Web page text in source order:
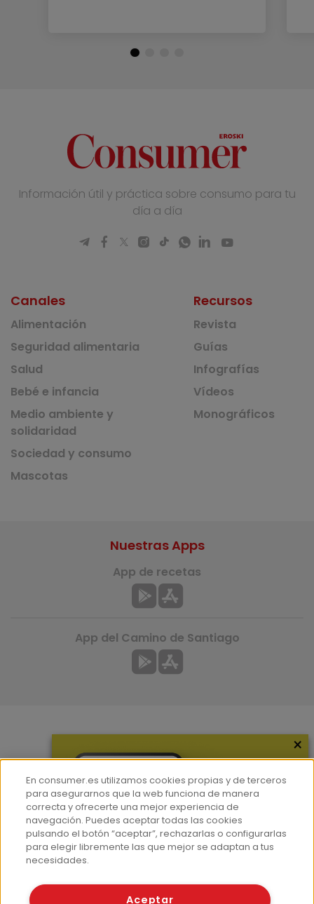
Información útil y práctica sobre consumo para tu
día a día
Canales
Alimentación
Seguridad alimentaria
Salud
Bebé e infancia
Medio ambiente y
solidaridad
Sociedad y consumo
Mascotas
Recursos
Revista
Guías
Infografías
Vídeos
Monográficos
Hemeroteca
Contacto
Prensa
Corpus Lingüístico Consumer
Nuestras Apps
App de recetas
App del Camino de Santiago
© Fundación EROSKI
×
En consumer.es utilizamos cookies propias y de terceros
para asegurarnos que la web funciona de manera
correcta y ofrecerte una mejor experiencia de
navegación. Puedes aceptar todas las cookies
pulsando el botón “aceptar”, rechazarlas o configurarlas
para elegir libremente las que mejor se adaptan a tus
necesidades.
Aceptar